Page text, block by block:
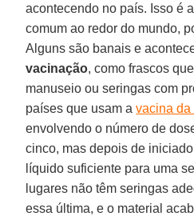
acontecendo no país. Isso é
comum ao redor do mundo,
Alguns são banais e
vacinação, como frascos
manuseio ou seringas com
países que usam avacina da
envolvendo o número de
cinco, mas depois de
líquido suficiente para uma
lugares não têm seringas
essa última, e o material